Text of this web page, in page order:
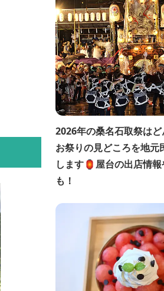
2026年の桑名石取祭はど
お祭りの見どころを地元
します🏮屋台の出店情
も！